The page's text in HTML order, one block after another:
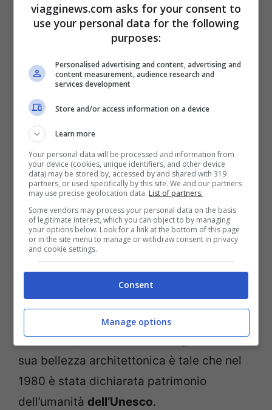
chiesa romana. La leggenda vuole che qui
siano custodite le spoglie mortali del
patrizio Giovanni e sua moglie
: c’è chi
ritiene che si trovino sotto il quinto tondo
di porfido del pavimento e chi le colloca
nell’urna che fa da base all’altare papale,
dove oggi si trovano le reliquie di
Matteo, S. Lorenzo, Santo Stefano e S.
Girolamo.
San Paolo Fuori le Mura
Per dimensioni è seconda solo a
e sorge là dove secondo la tradizione fu
sepoltoSan Paolodopo il martirio: da
sempre meta di pellegrinaggio, nel 1300 è
diventata parte dell’itinerario giubilare. La
sua bellezza architettonica è tale che nel
1980 è stata dichiarata patrimonio
dell’umanità dell’Unesco.
viagginews.com asks for your consent to
use your personal data for the following
purposes:
Personalised advertising and content, advertising and
content measurement, audience research and
services development
Store and/or access information on a device
Learn more
Your personal data will be processed and information from
your device (cookies, unique identifiers, and other device
data) may be stored by, accessed by and shared with 319
partners, or used specifically by this site. We and our partners
may use precise geolocation data. List of partners.
Some vendors may process your personal data on the basis
of legitimate interest, which you can object to by managing
your options below. Look for a link at the bottom of this page
or in the site menu to manage or withdraw consent in privacy
and cookie settings.
Consent
Manage options